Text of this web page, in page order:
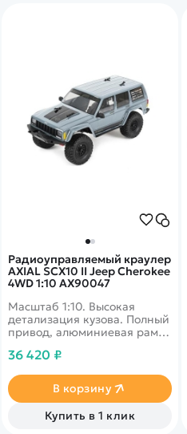
Радиоуправляемый краулер
AXIAL SCX10 II Jeep Cherokee
4WD 1:10 AX90047
Масштаб 1:10. Высокая
детализация кузова. Полный
привод, алюминиевая рама,
регулируемые
электроники,
противооткатная функция
"drag brake".
36 420 ₽
В корзину
Купить в 1 клик